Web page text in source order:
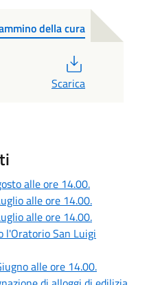
della cura
Scarica
alle ore 14.00.
alle ore 14.00.
alle ore 14.00.
l'Oratorio San Luigi
alle ore 14.00.